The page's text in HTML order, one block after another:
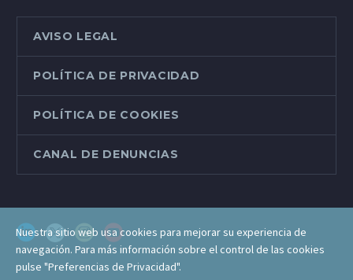
AVISO LEGAL
POLÍTICA DE PRIVACIDAD
POLÍTICA DE COOKIES
CANAL DE DENUNCIAS
Nuestra sitio web usa cookies para mejorar su experiencia de
navegación. Para más información sobre el control de las cookies
pulse "Preferencias de Privacidad".